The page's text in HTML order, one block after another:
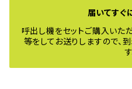
届いてすぐ
呼出し機をセットご購入いた
等をしてお送りしますので、
す